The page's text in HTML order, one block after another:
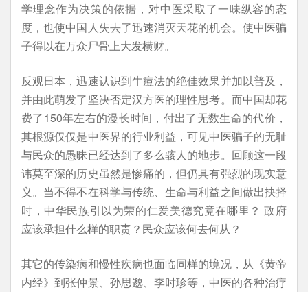
学理念作为决策的依据，对中医采取了一味纵容的态
度，也使中国人失去了迅速消灭天花的机会。使中医骗
子得以在万众尸骨上大发横财。
反观日本，迅速认识到牛痘法的绝佳效果并加以普及，
并由此萌发了坚决否定汉方医的理性思考。而中国却花
费了150年左右的漫长时间，付出了无数生命的代价，
其根源仅仅是中医界的行业利益，可见中医骗子的无耻
与民众的愚昧已经达到了多么骇人的地步。回顾这一段
讳莫至深的历史虽然是惨痛的，但仍具有强烈的现实意
义。当不得不在科学与传统、生命与利益之间做出抉择
时，中华民族引以为荣的仁爱美德究竟在哪里？ 政府
应该承担什么样的职责？民众应该何去何从？
其它的传染病和慢性疾病也面临同样的境况，从《黄帝
内经》到张仲景、孙思邈、李时珍等，中医的各种治疗